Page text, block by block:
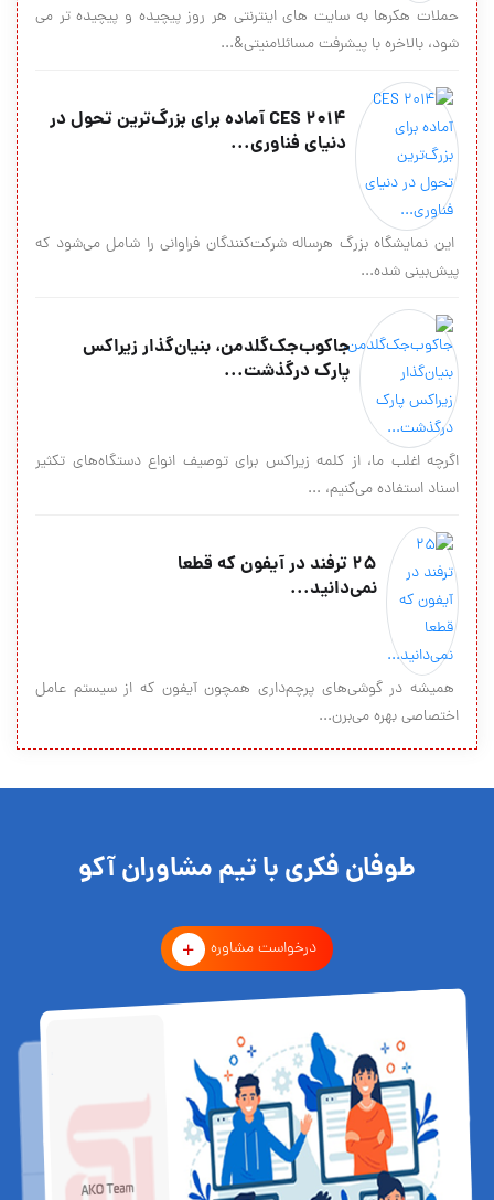
حملات هکرها به سایت های اینترنتی هر روز پیچیده و پیچیده تر می
شود، بالاخره با پیشرفت مسائلامنیتی&...
CES 2014 آماده برای بزرگ‌ترین تحول در
دنیای فناوری...
این نمایشگاه بزرگ هرساله شرکت‌کنندگان فراوانی را شامل می‌شود که
پیش‌بینی شده...
جاکوب‌جك‌گلدمن، بنیان‌گذار زیراکس
پارك‌ درگذشت...
اگرچه اغلب ما، از کلمه زیراکس برای توصیف انواع دستگاه‌های تکثیر
اسناد استفاده می‌کنیم، ...
25 ترفند در آیفون که قطعا
نمی‌دانید...
همیشه در گوشی‌های پرچم‌داری همچون آیفون که از سیستم عامل
اختصاصی بهره می‌برن...
طوفان فکری با تیم مشاوران آکو
درخواست مشاوره